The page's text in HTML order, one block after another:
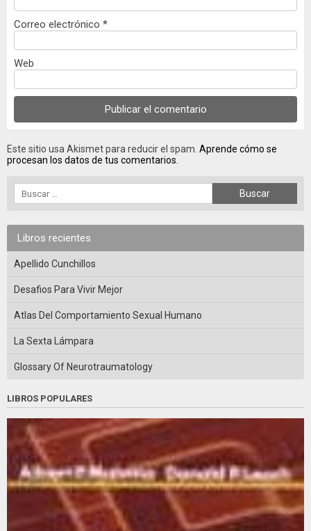
Correo electrónico *
Web
Este sitio usa Akismet para reducir el spam. Aprende cómo se
procesan los datos de tus comentarios.
Libros recientes
Apellido Cunchillos
Desafios Para Vivir Mejor
Atlas Del Comportamiento Sexual Humano
La Sexta Lámpara
Glossary Of Neurotraumatology
LIBROS POPULARES